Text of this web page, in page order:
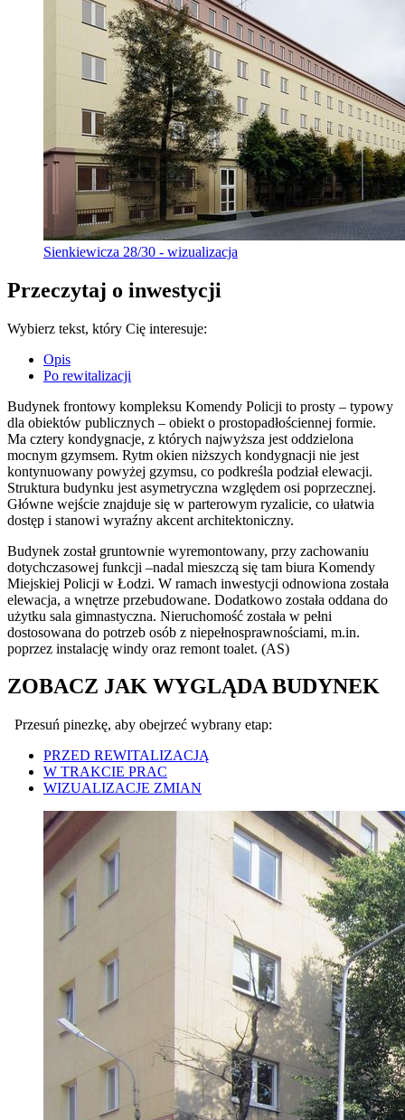
Sienkiewicza 28/30 - wizualizacja
Przeczytaj o inwestycji
Wybierz tekst, który Cię interesuje:
Opis
Po rewitalizacji
Budynek frontowy kompleksu Komendy Policji to prosty – typowy
dla obiektów publicznych – obiekt o prostopadłościennej formie.
Ma cztery kondygnacje, z których najwyższa jest oddzielona
mocnym gzymsem. Rytm okien niższych kondygnacji nie jest
kontynuowany powyżej gzymsu, co podkreśla podział elewacji.
Struktura budynku jest asymetryczna względem osi poprzecznej.
Główne wejście znajduje się w parterowym ryzalicie, co ułatwia
dostęp i stanowi wyraźny akcent architektoniczny.
Budynek został gruntownie wyremontowany, przy zachowaniu
dotychczasowej funkcji –nadal mieszczą się tam biura Komendy
Miejskiej Policji w Łodzi. W ramach inwestycji odnowiona została
elewacja, a wnętrze przebudowane. Dodatkowo została oddana do
użytku sala gimnastyczna. Nieruchomość została w pełni
dostosowana do potrzeb osób z niepełnosprawnościami, m.in.
poprzez instalację windy oraz remont toalet. (AS)
ZOBACZ JAK WYGLĄDA BUDYNEK
Przesuń pinezkę, aby obejrzeć wybrany etap:
PRZED REWITALIZACJĄ
W TRAKCIE PRAC
WIZUALIZACJE ZMIAN